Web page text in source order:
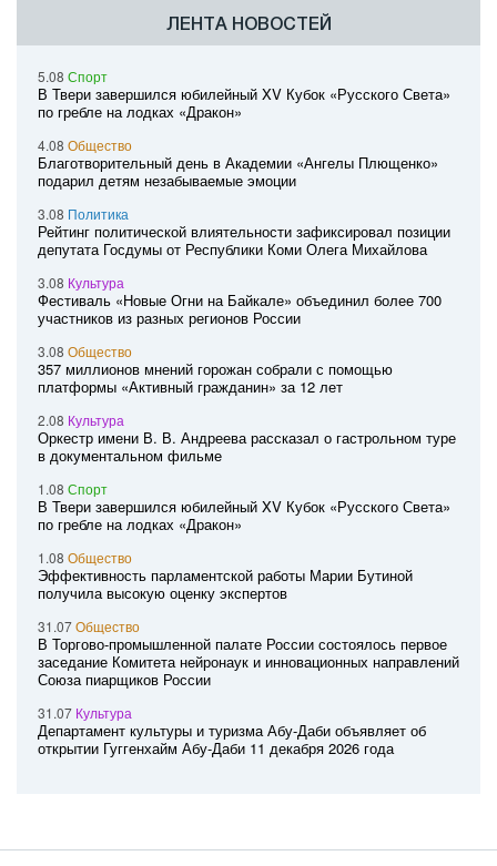
ЛЕНТА НОВОСТЕЙ
5.08 Спорт
В Твери завершился юбилейный XV Кубок «Русского Света»
по гребле на лодках «Дракон»
4.08 Общество
Благотворительный день в Академии «Ангелы Плющенко»
подарил детям незабываемые эмоции
3.08 Политика
Рейтинг политической влиятельности зафиксировал позиции
депутата Госдумы от Республики Коми Олега Михайлова
3.08 Культура
Фестиваль «Новые Огни на Байкале» объединил более 700
участников из разных регионов России
3.08 Общество
357 миллионов мнений горожан собрали с помощью
платформы «Активный гражданин» за 12 лет
2.08 Культура
Оркестр имени В. В. Андреева рассказал о гастрольном туре
в документальном фильме
1.08 Спорт
В Твери завершился юбилейный XV Кубок «Русского Света»
по гребле на лодках «Дракон»
1.08 Общество
Эффективность парламентской работы Марии Бутиной
получила высокую оценку экспертов
31.07Общество
В Торгово-промышленной палате России состоялось первое
заседание Комитета нейронаук и инновационных направлений
Союза пиарщиков России
31.07 Культура
Департамент культуры и туризма Абу-Даби объявляет об
открытии Гуггенхайм Абу-Даби 11 декабря 2026 года